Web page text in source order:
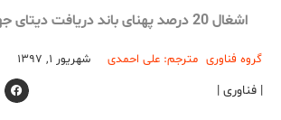
اشغال 20 درصد پهنای باند دریافت دیتای جهان با نتفلیکس
گروه فناوری مترجم: علی احمدی شهریور ۱, ۱۳۹۷
| فناوری |